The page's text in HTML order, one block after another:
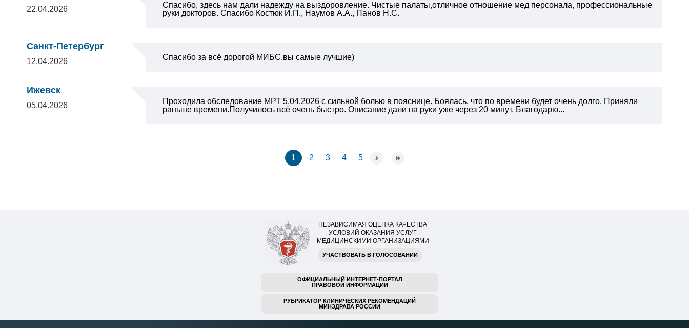
22.04.2026
Спасибо, здесь нам дали надежду на выздоровление. Чистые палаты,отличное отношение мед персонала, профессиональные
руки докторов. Спасибо Костюк И.П., Наумов А.А., Панов Н.С.
Санкт-Петербург
12.04.2026 Спасибо за всё дорогой МИБС.вы самые лучшие)
Ижевск
05.04.2026
Проходила обследование МРТ 5.04.2026 с сильной болью в пояснице. Боялась, что по времени будет очень долго. Приняли
раньше времени.Получилось всё очень быстро. Описание дали на руки уже через 20 минут. Благодарю...
1 2 3 4 5
НЕЗАВИСИМАЯ ОЦЕНКА КАЧЕСТВА
УСЛОВИЙ ОКАЗАНИЯ УСЛУГ
МЕДИЦИНСКИМИ ОРГАНИЗАЦИЯМИ
УЧАСТВОВАТЬ В ГОЛОСОВАНИИ
ОФИЦИАЛЬНЫЙ ИНТЕРНЕТ-ПОРТАЛ
ПРАВОВОЙ ИНФОРМАЦИИ
РУБРИКАТОР КЛИНИЧЕСКИХ РЕКОМЕНДАЦИЙ
МИНЗДРАВА РОССИИ